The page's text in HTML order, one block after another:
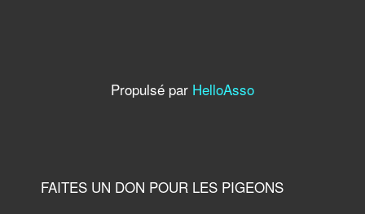
Propulsé par HelloAsso
FAITES UN DON POUR LES PIGEONS